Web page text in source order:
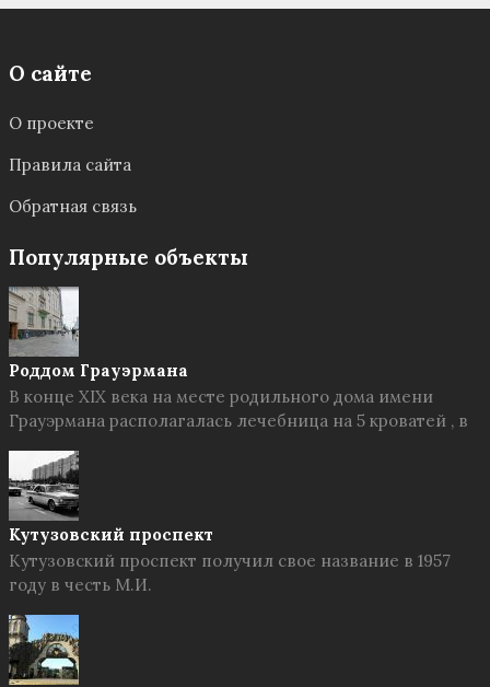
О сайте
О проекте
Правила сайта
Обратная связь
Популярные объекты
Роддом Грауэрмана
В конце XIX века на месте родильного дома имени
Грауэрмана располагалась лечебница на 5 кроватей , в
Кутузовский проспект
Кутузовский проспект получил свое название в 1957
году в честь М.И.